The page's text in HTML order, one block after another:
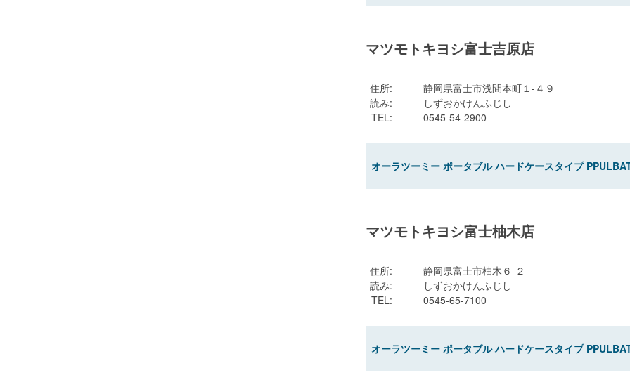
マツモトキヨシ富士吉原店
住所:
静岡県富士市浅間本町１-４９
読み:
しずおかけんふじし
TEL: 0545-54-2900
オーラツーミー ポータブル ハードケースタイプ
マツモトキヨシ富士柚木店
住所:
静岡県富士市柚木６-２
読み:
しずおかけんふじし
TEL: 0545-65-7100
オーラツーミー ポータブル ハードケースタイプ